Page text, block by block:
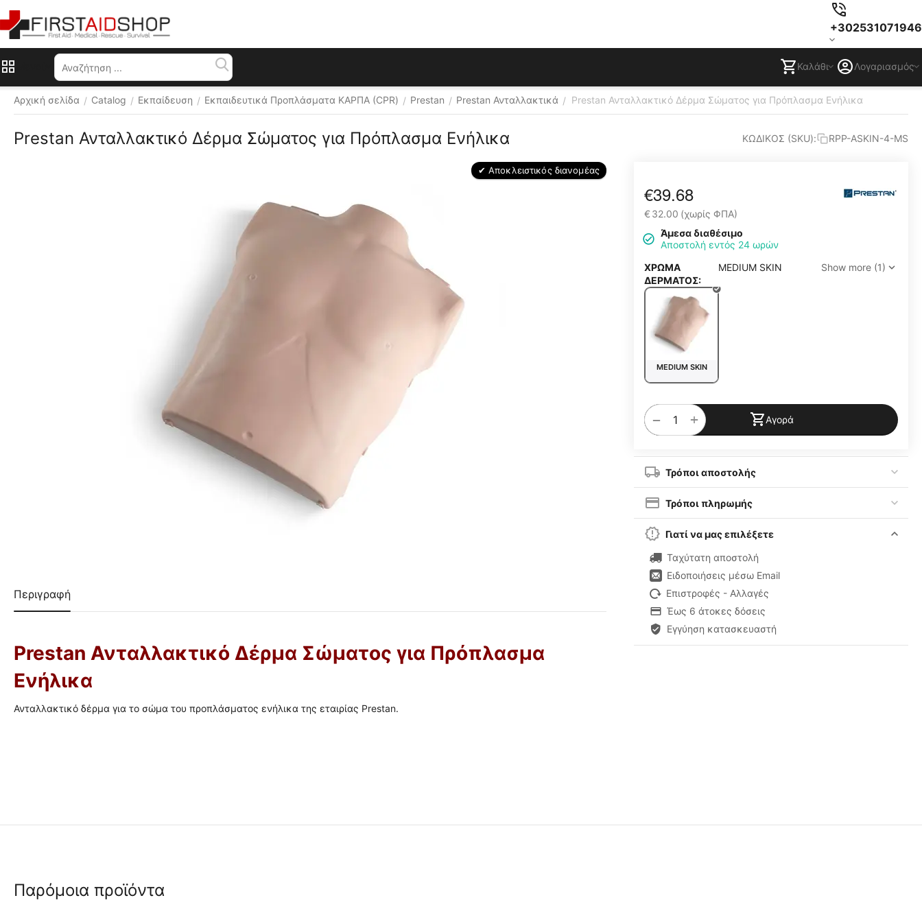
+302531071946
Καλάθι Λογαριασμός
Αρχική σελίδα / Catalog / Εκπαίδευση / Εκπαιδευτικά Προπλάσματα ΚΑΡΠΑ (CPR) / Prestan / Prestan Ανταλλακτικά / Prestan Ανταλλακτικό Δέρμα Σώματος για Πρόπλασμα Ενήλικα
Prestan Ανταλλακτικό Δέρμα Σώματος για Πρόπλασμα Ενήλικα ΚΩΔΙΚΟΣ (SKU): RPP-ASKIN-4-MS
✔ Αποκλειστικός διανομέας
€39.68
€32.00 (χωρίς ΦΠΑ)
Άμεσα διαθέσιμο
Αποστολή εντός 24 ωρών
ΧΡΩΜΑ
ΔΕΡΜΑΤΟΣ:
MEDIUM SKIN Show more (1)
MEDIUM SKIN
+
− Αγορά
Τρόποι αποστολής
Τρόποι πληρωμής
Γιατί να μας επιλέξετε
Ταχύτατη αποστολή
Ειδοποιήσεις μέσω Email
Επιστροφές - Αλλαγές
Έως 6 άτοκες δόσεις
Εγγύηση κατασκευαστή
Περιγραφή
Prestan Ανταλλακτικό Δέρμα Σώματος για Πρόπλασμα
Ενήλικα
Ανταλλακτικό δέρμα για το σώμα του προπλάσματος ενήλικα της εταιρίας Prestan.
Παρόμοια προϊόντα